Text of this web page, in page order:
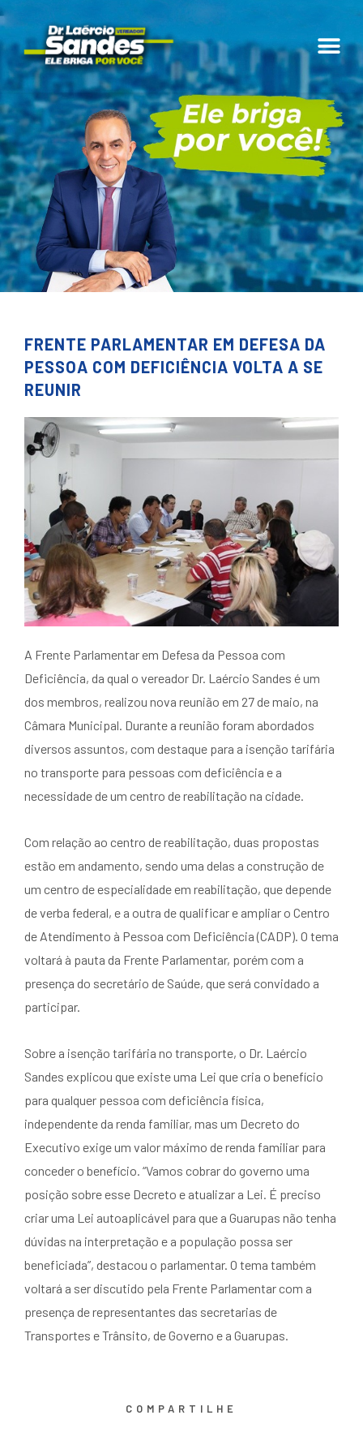
FRENTE PARLAMENTAR EM DEFESA DA
PESSOA COM DEFICIÊNCIA VOLTA A SE
REUNIR
A Frente Parlamentar em Defesa da Pessoa com
Deficiência, da qual o vereador Dr. Laércio Sandes é um
dos membros, realizou nova reunião em 27 de maio, na
Câmara Municipal. Durante a reunião foram abordados
diversos assuntos, com destaque para a isenção tarifária
no transporte para pessoas com deficiência e a
necessidade de um centro de reabilitação na cidade.
Com relação ao centro de reabilitação, duas propostas
estão em andamento, sendo uma delas a construção de
um centro de especialidade em reabilitação, que depende
de verba federal, e a outra de qualificar e ampliar o Centro
de Atendimento à Pessoa com Deficiência (CADP). O tema
voltará à pauta da Frente Parlamentar, porém com a
presença do secretário de Saúde, que será convidado a
participar.
Sobre a isenção tarifária no transporte, o Dr. Laércio
Sandes explicou que existe uma Lei que cria o benefício
para qualquer pessoa com deficiência física,
independente da renda familiar, mas um Decreto do
Executivo exige um valor máximo de renda familiar para
conceder o benefício. “Vamos cobrar do governo uma
posição sobre esse Decreto e atualizar a Lei. É preciso
criar uma Lei autoaplicável para que a Guarupas não tenha
dúvidas na interpretação e a população possa ser
beneficiada”, destacou o parlamentar. O tema também
voltará a ser discutido pela Frente Parlamentar com a
presença de representantes das secretarias de
Transportes e Trânsito, de Governo e a Guarupas.
COMPARTILHE